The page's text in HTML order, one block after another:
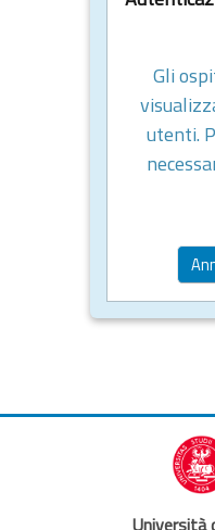
Gli
utenti.
Università